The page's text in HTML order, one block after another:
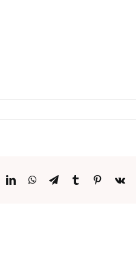
LinkedInWhatsApp
TelegramTumblr Pinterest
Vk